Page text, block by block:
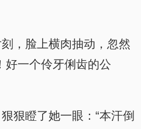
，脸上横肉抽动，忽然
好一个伶牙俐齿的公
狠瞪了她一眼：“本汗倒